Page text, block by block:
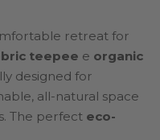
retreat for
teepee e organic
designed for
all-natural space
The perfect eco-